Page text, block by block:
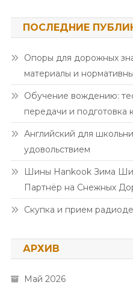
ПОСЛЕДНИЕ
Опоры для дорожных
материалы и
Обучение вождению:
передачи и подготовка
Английский для
удовольствием
Шины Hankook Зима
Партнёр на Снежных
Скупка и прием
АРХИВ
Май 2026